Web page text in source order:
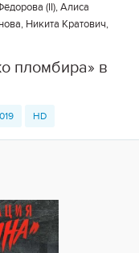
(II), Алиса
Никита Кратович,
пломбира» в
HD